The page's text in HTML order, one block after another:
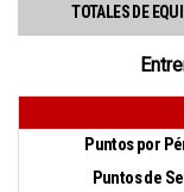
TOTALES DE